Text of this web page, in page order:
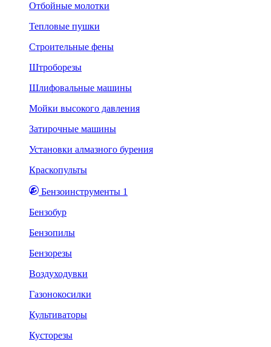
Отбойные молотки
Тепловые пушки
Строительные фены
Штроборезы
Шлифовальные машины
Мойки высокого давления
Затирочные машины
Установки алмазного бурения
Краскопульты
Бензоинструменты 1
Бензобур
Бензопилы
Бензорезы
Воздуходувки
Газонокосилки
Культиваторы
Кусторезы